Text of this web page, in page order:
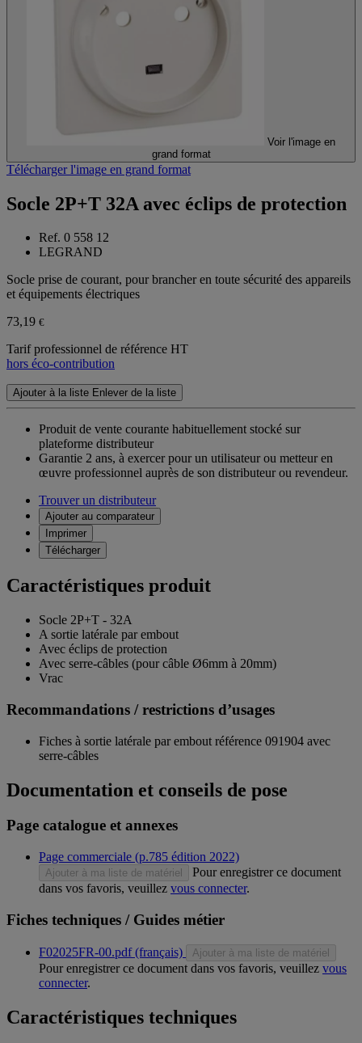
Voir l'image en
grand format
Télécharger l'image en grand format
Socle 2P+T 32A avec éclips de protection
Ref. 0 558 12
LEGRAND
Socle prise de courant, pour brancher en toute sécurité des appareils
et équipements électriques
73,19 €
Tarif professionnel de référence HT
hors éco-contribution
Ajouter à la liste Enlever de la liste
Produit de vente courante habituellement stocké sur
plateforme distributeur
Garantie 2 ans, à exercer pour un utilisateur ou metteur en
œuvre professionnel auprès de son distributeur ou revendeur.
Trouver un distributeur
Ajouter au comparateur
Imprimer
Télécharger
Caractéristiques produit
Socle 2P+T - 32A
A sortie latérale par embout
Avec éclips de protection
Avec serre-câbles (pour câble Ø6mm à 20mm)
Vrac
Recommandations / restrictions d’usages
Fiches à sortie latérale par embout référence 091904 avec
serre-câbles
Documentation et conseils de pose
Page catalogue et annexes
Page commerciale (p.785 édition 2022)
Ajouter à ma liste de matériel
Pour enregistrer ce document
dans vos favoris, veuillez vous connecter.
Fiches techniques / Guides métier
F02025FR-00.pdf (français) Ajouter à ma liste de matériel
Pour enregistrer ce document dans vos favoris, veuillez vous
connecter.
Caractéristiques techniques